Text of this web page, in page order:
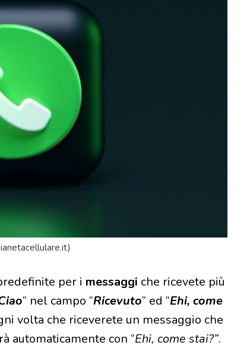
per i messaggi che ricevete più
” nel campo “Ricevuto” ed “Ehi, come
volta che riceverete un messaggio che
automaticamente con “Ehi, come stai?”.